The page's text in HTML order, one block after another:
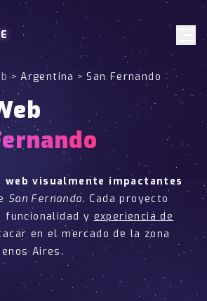
> Argentina > San Fernando
web visualmente impactantes
San Fernando. Cada proyecto
funcionalidad y experiencia de
en el mercado de la zona
Aires.